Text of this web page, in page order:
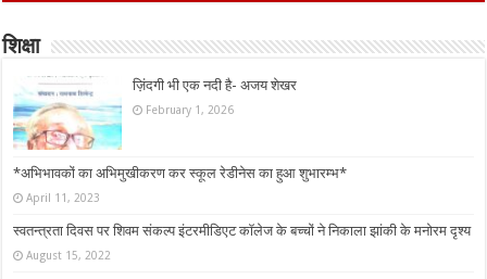
शिक्षा
ज़िंदगी भी एक नदी है- अजय शेखर
February 1, 2026
*अभिभावकों का अभिमुखीकरण कर स्कूल रेडीनेस का हुआ शुभारम्भ*
April 11, 2023
स्वतन्त्रता दिवस पर शिवम संकल्प इंटरमीडिएट कॉलेज के बच्चों ने निकाला झांकी के मनोरम दृश्य
August 15, 2022